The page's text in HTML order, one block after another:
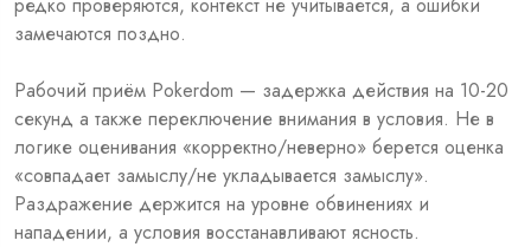
замечаются поздно.
Рабочий приём Pokerdom — задержка действия на 10-20
секунд а также переключение внимания в условия. Не в
логике оценивания «корректно/неверно» берется оценка
«совпадает замыслу/не укладывается замыслу».
Раздражение держится на уровне обвинениях и
нападении, а условия восстанавливают ясность.